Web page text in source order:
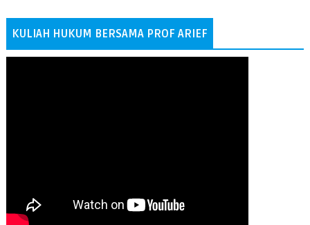
KULIAH HUKUM BERSAMA PROF ARIEF